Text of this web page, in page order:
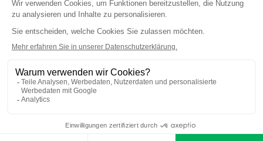
Pflanzenpflege